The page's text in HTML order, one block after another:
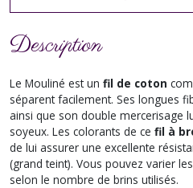
Description
Le Mouliné est un fil de coton
séparent facilement. Ses longues
ainsi que son double mercerisage
soyeux. Les colorants de ce fil à
de lui assurer une excellente
(grand teint). Vous pouvez varier
selon le nombre de brins utilisés.